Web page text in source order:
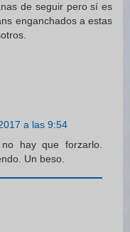
de seguir pero sí es
enganchados a estas
a las 9:54
hay que forzarlo.
Un beso.